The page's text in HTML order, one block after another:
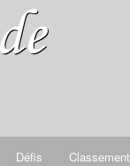
Défis Classement